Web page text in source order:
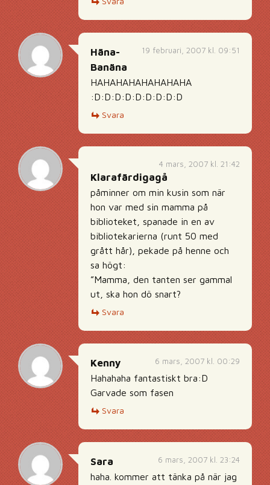
19 februari, 2007 kl. 09:51
Häna-
Banäna
HAHAHAHAHAHAHAHA
:D:D:D:D:D:D:D:D:D
Svara
4 mars, 2007 kl. 21:42
Klarafärdigagå
påminner om min kusin som när
hon var med sin mamma på
biblioteket, spanade in en av
bibliotekarierna (runt 50 med
grått hår), pekade på henne och
sa högt:
”Mamma, den tanten ser gammal
ut, ska hon dö snart?
Svara
6 mars, 2007 kl. 00:29
Kenny
Hahahaha fantastiskt bra:D
Garvade som fasen
Svara
6 mars, 2007 kl. 23:24
Sara
haha. kommer att tänka på när jag